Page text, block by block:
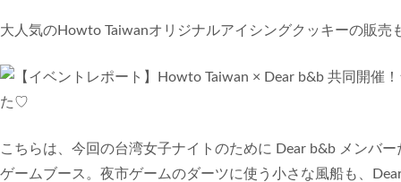
大人気のHowto Taiwanオリジナルアイシングクッキーの販
こちらは、今回の台湾女子ナイトのために Dear b&b メンバ
ゲームブース。夜市ゲームのダーツに使う小さな風船も、